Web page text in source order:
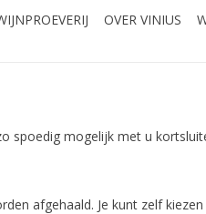
OVER VINIUS
spoedig mogelijk met u
afgehaald. Je kunt zelf